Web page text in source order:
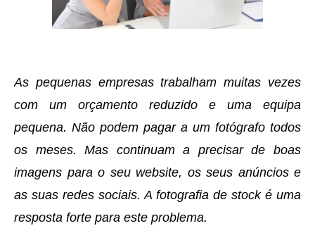
As pequenas empresas trabalham muitas vezes
com um orçamento reduzido e uma equipa
pequena. Não podem pagar a um fotógrafo todos
os meses. Mas continuam a precisar de boas
imagens para o seu website, os seus anúncios e
as suas redes sociais. A fotografia de stock é uma
resposta forte para este problema.